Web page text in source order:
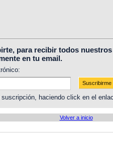
para recibir todos
en tu email.
suscripción, haciendo click en el
Volver a inicio